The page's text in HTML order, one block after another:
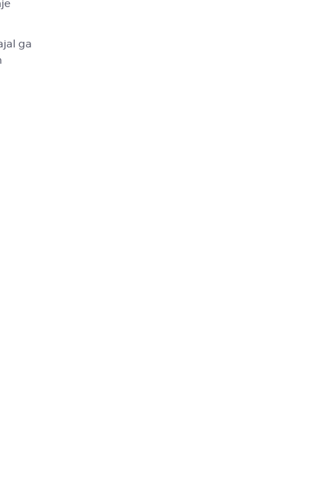
ga